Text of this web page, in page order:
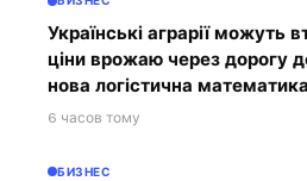
Українські аграрії можуть
ціни врожаю через дорогу
нова логістична математика
6 часов тому
БИЗНЕС